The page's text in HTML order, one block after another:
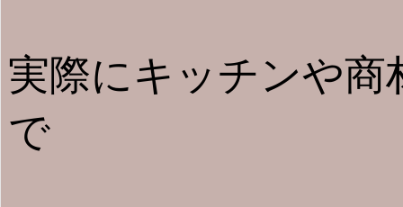
実際にキッチンや
で